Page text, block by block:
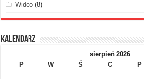
Wideo (8)
Kalendarz
sierpień 2026
P
W Ś C P